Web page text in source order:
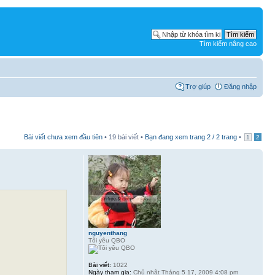
Tìm kiếm nâng cao
Trợ giúp Đăng nhập
Bài viết chưa xem đầu tiên • 19 bài viết • Bạn đang xem trang 2 / 2 trang • 1 2
nguyenthang
Tôi yêu QBO
Bài viết: 1022
Ngày tham gia: Chủ nhật Tháng 5 17, 2009 4:08 pm